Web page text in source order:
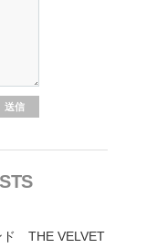
ド THE VELVET